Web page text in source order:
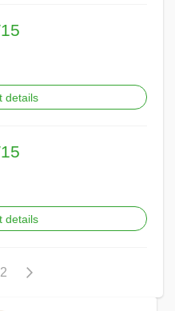
details
details
Pagina
Pagina
2